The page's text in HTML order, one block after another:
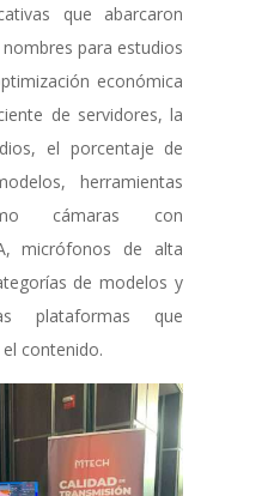
que abarcaron
para estudios
económica
de servidores, la
el porcentaje de
herramientas
cámaras con
micrófonos de alta
de modelos y
plataformas que
contenido.